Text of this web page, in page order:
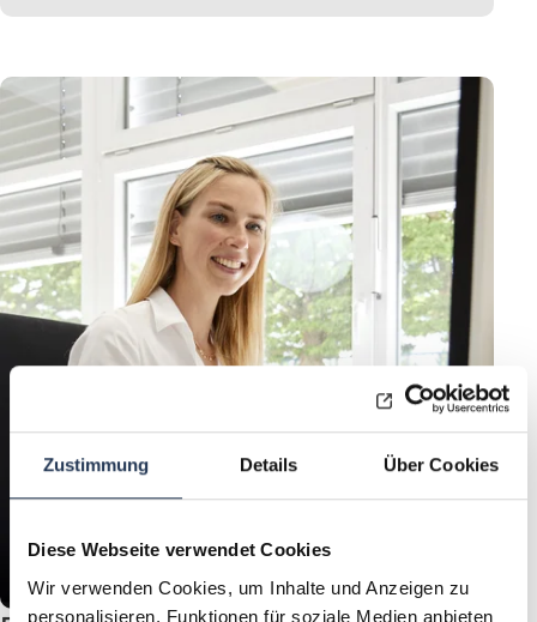
Zustimmung Details Über Cookies
Diese Webseite verwendet Cookies
Wir verwenden Cookies, um Inhalte und Anzeigen zu
personalisieren, Funktionen für soziale Medien anbieten